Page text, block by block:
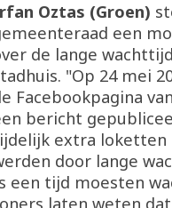
Oztas (Groen)
een
de lange
"Op 24 mei
Facebookpagina
bericht
extra loketten
door lange
een tijd moesten
laten weten